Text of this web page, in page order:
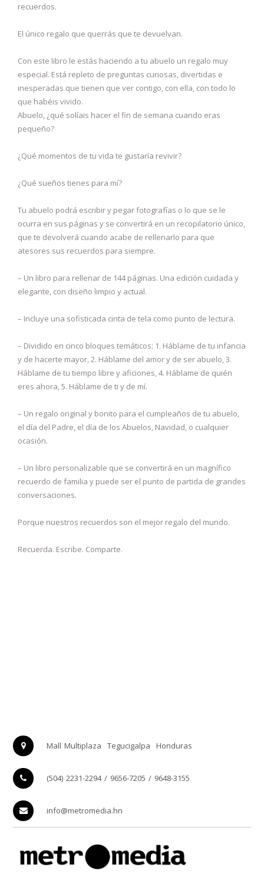
recuerdos.
El único regalo que querrás que te devuelvan.
Con este libro le estás haciendo a tu abuelo un regalo muy
especial. Está repleto de preguntas curiosas, divertidas e
inesperadas que tienen que ver contigo, con ella, con todo lo
que habéis vivido.
Abuelo, ¿qué solíais hacer el fin de semana cuando eras
pequeño?
¿Qué momentos de tu vida te gustaría revivir?
¿Qué sueños tienes para mí?
Tu abuelo podrá escribir y pegar fotografías o lo que se le
ocurra en sus páginas y se convertirá en un recopilatorio único,
que te devolverá cuando acabe de rellenarlo para que
atesores sus recuerdos para siempre.
– Un libro para rellenar de 144 páginas. Una edición cuidada y
elegante, con diseño limpio y actual.
– Incluye una sofisticada cinta de tela como punto de lectura.
– Dividido en cinco bloques temáticos: 1. Háblame de tu infancia
y de hacerte mayor, 2. Háblame del amor y de ser abuelo, 3.
Háblame de tu tiempo libre y aficiones, 4. Háblame de quién
eres ahora, 5. Háblame de ti y de mí.
– Un regalo original y bonito para el cumpleaños de tu abuelo,
el día del Padre, el día de los Abuelos, Navidad, o cualquier
ocasión.
– Un libro personalizable que se convertirá en un magnífico
recuerdo de familia y puede ser el punto de partida de grandes
conversaciones.
Porque nuestros recuerdos son el mejor regalo del mundo.
Recuerda. Escribe. Comparte.
Mall Multiplaza Tegucigalpa Honduras
(504) 2231-2294 / 9656-7205 / 9648-3155
info@metromedia.hn